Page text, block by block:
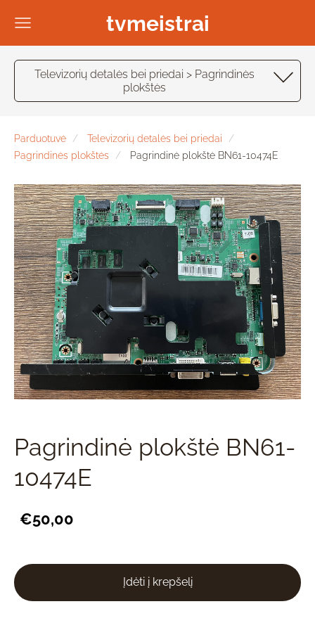
tvmeistrai
Televizorių detalės bei priedai > Pagrindinės
plokštės
Parduotuvė
Televizorių detalės bei priedai
Pagrindinės plokštės
Pagrindinė plokštė BN61-10474E
Pagrindinė plokštė BN61-
10474E
€50,00
Įdėti į krepšelį